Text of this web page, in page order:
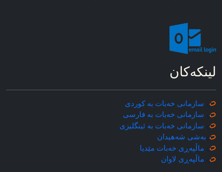
لینکه‌کان
سازمانی خه‌بات به کوردی
سازمانی خه‌بات به فارسی
سازمانی خه‌بات به ئینگلیزی
به‌شی شه‌هیدان
ماڵپه‌ڕی خه‌بات مێدیا
ماڵپه‌ڕی لاوان